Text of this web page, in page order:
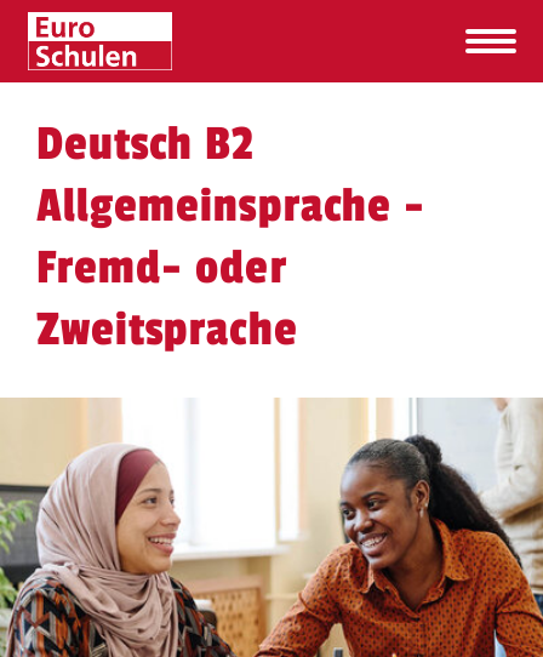
Deutsch B2
Allgemeinsprache -
Fremd- oder
Zweitsprache